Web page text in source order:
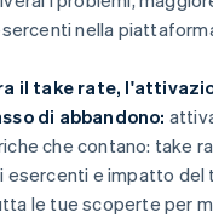
nella
il take rate,
di abbandono:
che contano: take
esercenti e impatto del
le tue scoperte per